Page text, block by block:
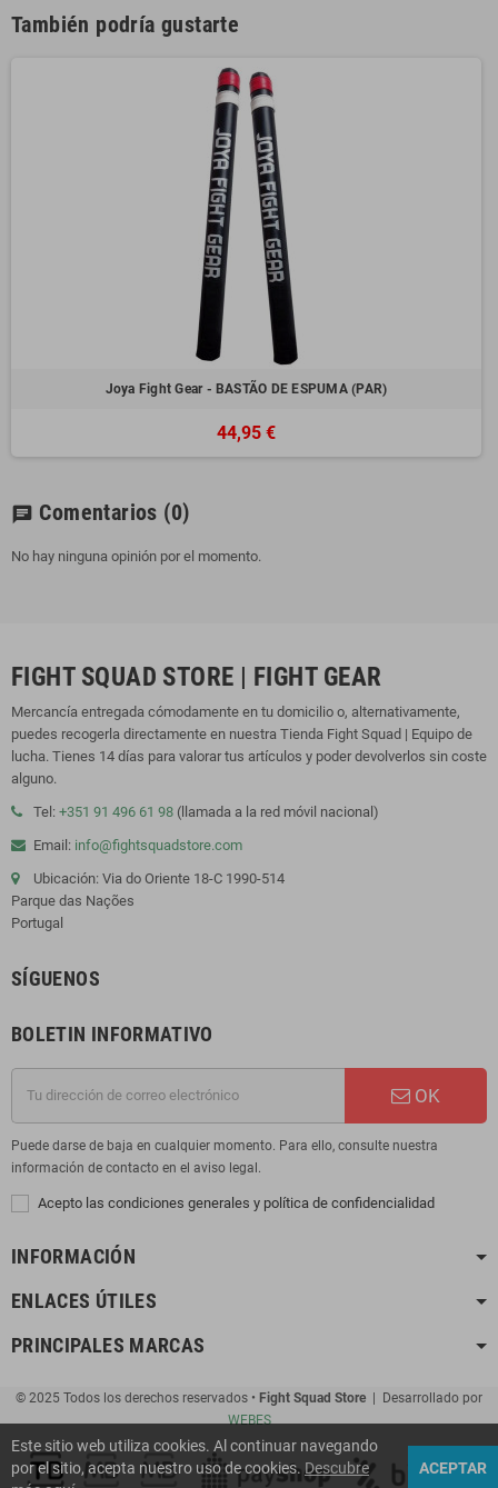
También podría gustarte
Joya Fight Gear - BASTÃO DE ESPUMA (PAR)
44,95 €
chat Comentarios (0)
No hay ninguna opinión por el momento.
FIGHT SQUAD STORE | FIGHT GEAR
Mercancía entregada cómodamente en tu domicilio o, alternativamente,
puedes recogerla directamente en nuestra Tienda Fight Squad | Equipo de
lucha. Tienes 14 días para valorar tus artículos y poder devolverlos sin coste
alguno.
Tel: +351 91 496 61 98 (llamada a la red móvil nacional)
Email: info@fightsquadstore.com
Ubicación: Via do Oriente 18-C 1990-514
Parque das Nações
Portugal
SÍGUENOS
BOLETIN INFORMATIVO
OK
Puede darse de baja en cualquier momento. Para ello, consulte nuestra
información de contacto en el aviso legal.
Acepto las condiciones generales y política de confidencialidad
INFORMACIÓN
ENLACES ÚTILES
PRINCIPALES MARCAS
© 2025 Todos los derechos reservados • Fight Squad Store | Desarrollado por
WEBES
Este sitio web utiliza cookies. Al continuar navegando
por el sitio, acepta nuestro uso de cookies. Descubre
ACEPTAR